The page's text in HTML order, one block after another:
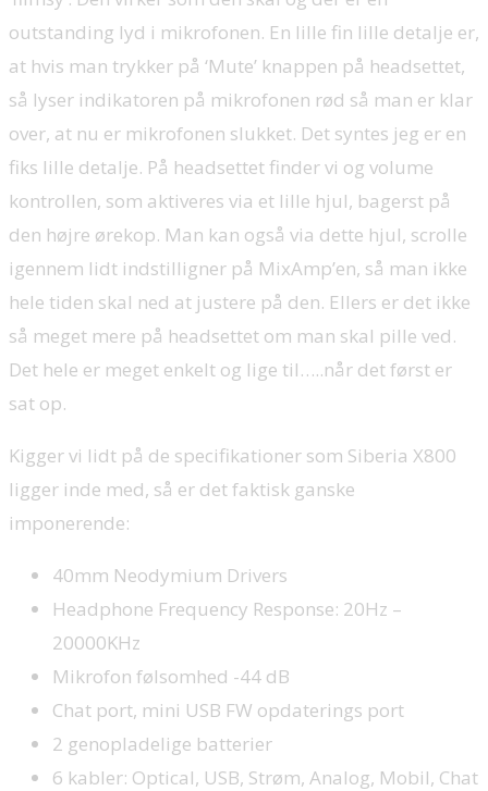
outstanding lyd i mikrofonen. En lille fin lille detalje er,
at hvis man trykker på ‘Mute’ knappen på headsettet,
så lyser indikatoren på mikrofonen rød så man er klar
over, at nu er mikrofonen slukket. Det syntes jeg er en
fiks lille detalje. På headsettet finder vi og volume
kontrollen, som aktiveres via et lille hjul, bagerst på
den højre ørekop. Man kan også via dette hjul, scrolle
igennem lidt indstilligner på MixAmp’en, så man ikke
hele tiden skal ned at justere på den. Ellers er det ikke
så meget mere på headsettet om man skal pille ved.
Det hele er meget enkelt og lige til…..når det først er
sat op.
Kigger vi lidt på de specifikationer som Siberia X800
ligger inde med, så er det faktisk ganske
imponerende:
40mm Neodymium Drivers
Headphone Frequency Response: 20Hz –
20000KHz
Mikrofon følsomhed -44 dB
Chat port, mini USB FW opdaterings port
2 genopladelige batterier
6 kabler: Optical, USB, Strøm, Analog, Mobil, Chat